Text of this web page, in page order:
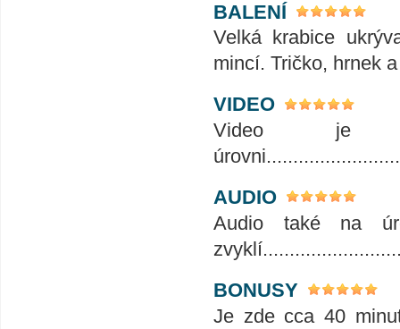
BALENÍ
Velká krabice
mincí. Tričko, hrnek
VIDEO
Video je
AUDIO
Audio také na
BONUSY
Je zde cca 40